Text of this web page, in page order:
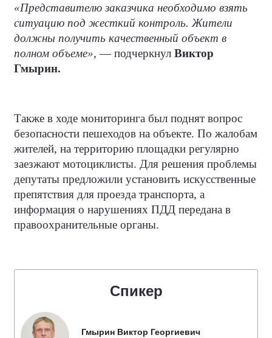
«Представителю заказчика необходимо взять
ситуацию под жесткий контроль. Жители
должны получить качественный объект в
полном объеме», — подчеркнул Виктор
Гмырин.
Также в ходе мониторинга был поднят вопрос
безопасности пешеходов на объекте. По жалобам
жителей, на территорию площадки регулярно
заезжают мотоциклисты. Для решения проблемы
депутаты предложили установить искусственные
препятствия для проезда транспорта, а
информация о нарушениях ПДД передана в
правоохранительные органы.
Спикер
Гмырин Виктор Георгиевич